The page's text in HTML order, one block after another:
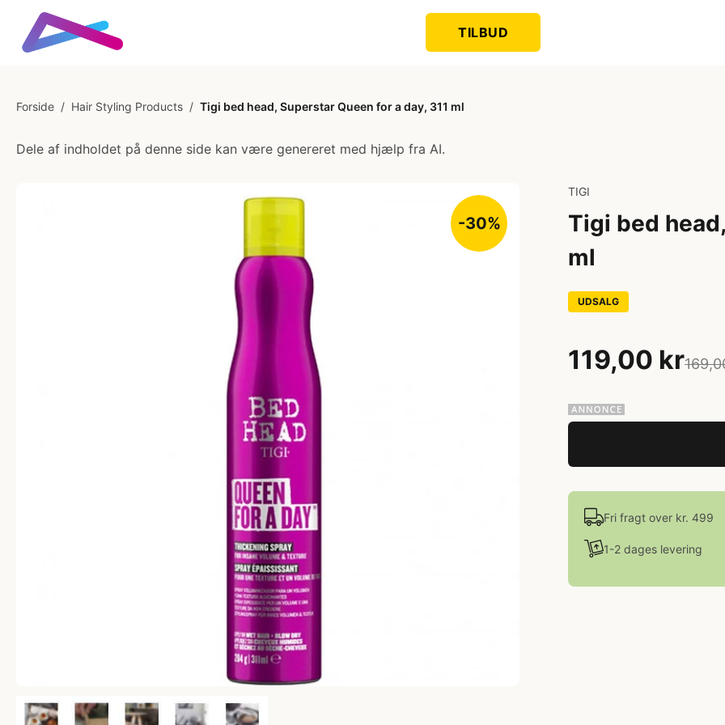
TILBUD
Forside / Hair Styling Products / Tigi bed head, Superstar Queen for a day, 311 ml
Dele af indholdet på denne side kan være genereret med hjælp fra AI.
-30%
TIGI
Tigi bed
ml
UDSALG
119,00 kr
Fri fragt over kr. 499
1-2 dages levering